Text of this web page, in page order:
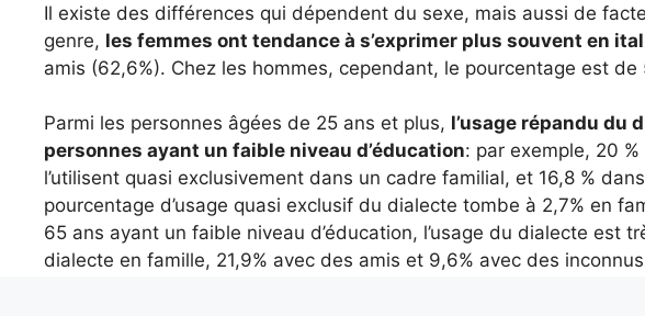
Il existe des différences qui dépendent du sexe, mais aussi de
genre, les femmes ont tendance à s’exprimer plus souvent en
amis (62,6%). Chez les hommes, cependant, le pourcentage est
Parmi les personnes âgées de 25 ans et plus, l’usage répandu du
personnes ayant un faible niveau d’éducation: par exemple, 20
l’utilisent quasi exclusivement dans un cadre familial, et 16,8 %
pourcentage d’usage quasi exclusif du dialecte tombe à 2,7% en
65 ans ayant un faible niveau d’éducation, l’usage du dialecte est
dialecte en famille, 21,9% avec des amis et 9,6% avec des